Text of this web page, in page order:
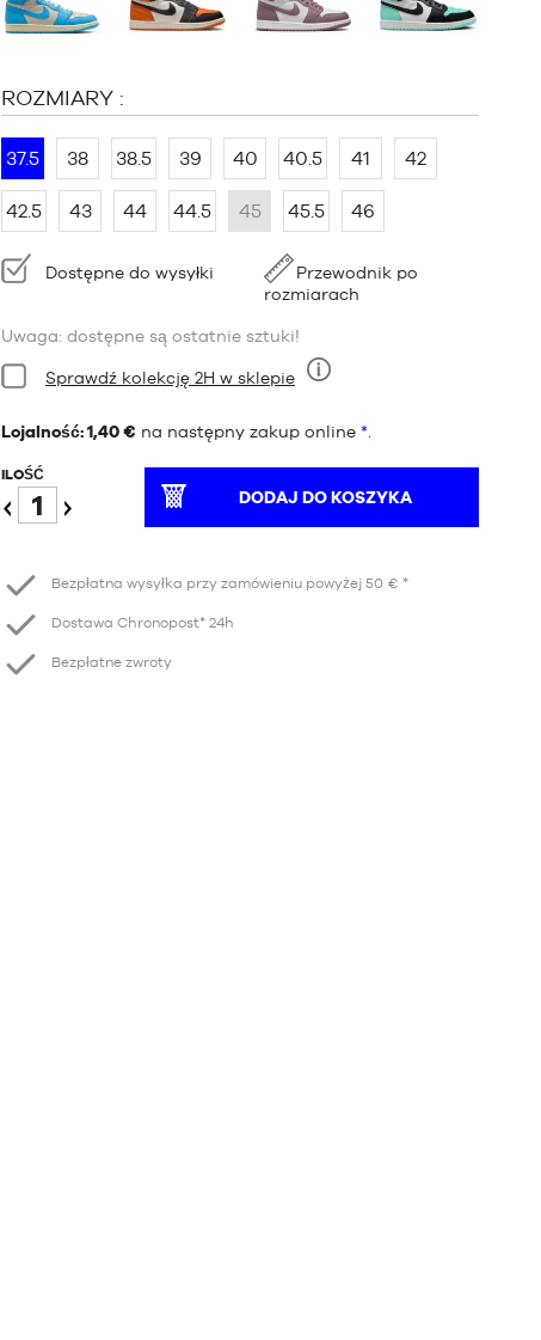
ROZMIARY :
37.5 38 38.5 39 40 40.5 41 42
42.5 43 44 44.5 45 45.5 46
Dostępność:Dostępne do wysyłki
Przewodnik po
rozmiarach
Uwaga: dostępne są ostatnie sztuki!
Stan:
Dziewięć
Sprawdź kolekcję 2H w sklepie
Lojalność: 1,40 € na następny zakup online *.
ILOŚĆ
DODAJ DO KOSZYKA
Bezpłatna wysyłka przy zamówieniu powyżej 50 € *
Dostawa Chronopost* 24h
Bezpłatne zwroty